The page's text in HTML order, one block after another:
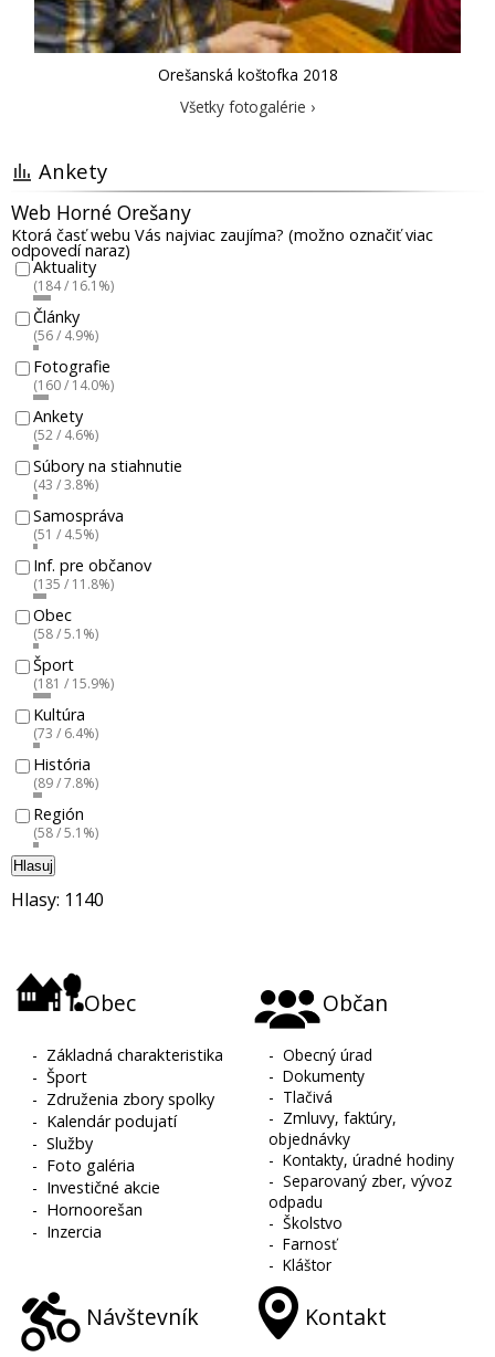
Orešanská koštofka 2018
Všetky fotogalérie ›
Ankety
Web Horné Orešany
Ktorá časť webu Vás najviac zaujíma? (možno označiť viac
odpovedí naraz)
Aktuality
(184 / 16.1%)
Články
(56 / 4.9%)
Fotografie
(160 / 14.0%)
Ankety
(52 / 4.6%)
Súbory na stiahnutie
(43 / 3.8%)
Samospráva
(51 / 4.5%)
Inf. pre občanov
(135 / 11.8%)
Obec
(58 / 5.1%)
Šport
(181 / 15.9%)
Kultúra
(73 / 6.4%)
História
(89 / 7.8%)
Región
(58 / 5.1%)
Hlasuj
Hlasy: 1140
Obec
- Základná charakteristika
-Šport
- Združenia zbory spolky
- Kalendár podujatí
-Služby
- Foto galéria
- Investičné akcie
- Hornoorešan
- Inzercia
Občan
-Obecný úrad
-Dokumenty
- Tlačivá
- Zmluvy, faktúry,
objednávky
-Kontakty, úradné hodiny
-Separovaný zber, vývoz
odpadu
-Školstvo
-Farnosť
-Kláštor
Návštevník Kontakt